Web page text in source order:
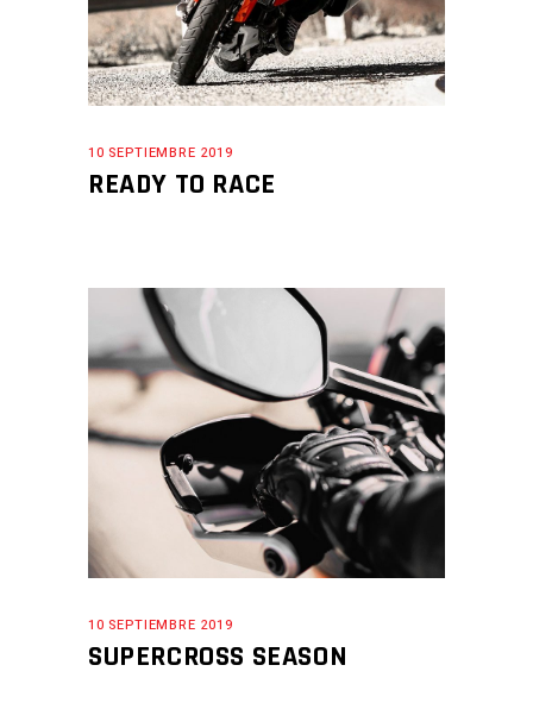
10 SEPTIEMBRE 2019
READY TO RACE
10 SEPTIEMBRE 2019
SUPERCROSS SEASON